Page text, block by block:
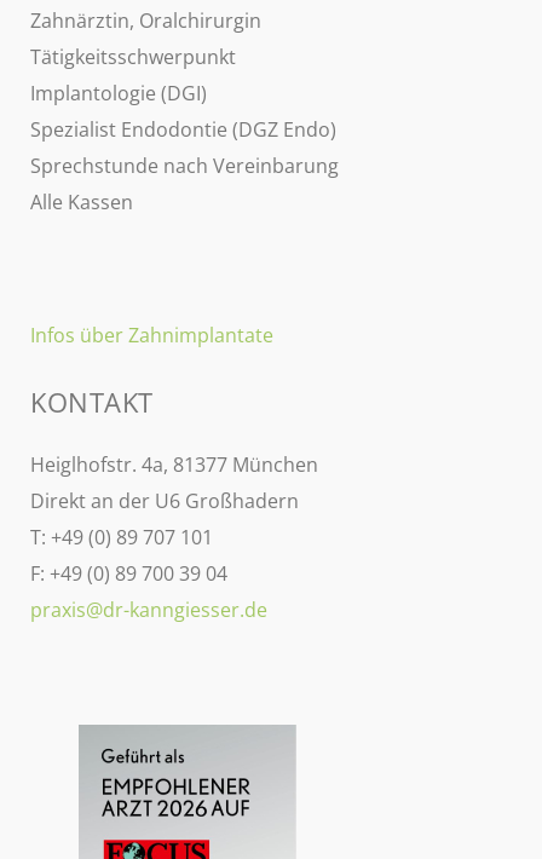
Zahnärztin, Oralchirurgin
Tätigkeitsschwerpunkt
Implantologie (DGI)
Spezialist Endodontie (DGZ Endo)
Sprechstunde nach Vereinbarung
Alle Kassen
Infos über Zahnimplantate
KONTAKT
Heiglhofstr. 4a, 81377 München
Direkt an der U6 Großhadern
T: +49 (0) 89 707 101
F: +49 (0) 89 700 39 04
praxis@dr-kanngiesser.de